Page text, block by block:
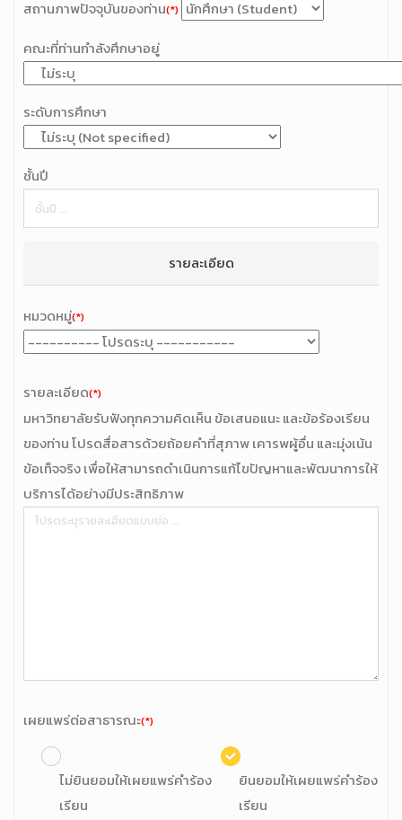
สถานภาพปัจจุบันของท่าน(*)
คณะที่ท่านกำลังศึกษาอยู่
ระดับการศึกษา
ชั้นปี
รายละเอียด
หมวดหมู่(*)
รายละเอียด(*)
มหาวิทยาลัยรับฟังทุกความคิดเห็น ข้อเสนอแนะ และข้อร้องเรียน
ของท่าน โปรดสื่อสารด้วยถ้อยคำที่สุภาพ เคารพผู้อื่น และมุ่งเน้น
ข้อเท็จจริง เพื่อให้สามารถดำเนินการแก้ไขปัญหาและพัฒนาการให้
บริการได้อย่างมีประสิทธิภาพ
เผยแพร่ต่อสาธารณะ(*)
ไม่ยินยอมให้เผยแพร่คำร้อง
เรียน
ยินยอมให้เผยแพร่คำร้อง
เรียน